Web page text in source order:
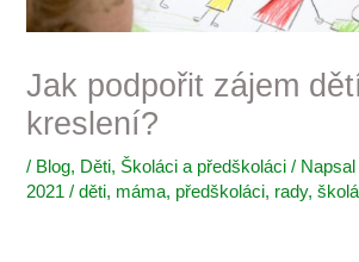
Jak podpořit zájem
kreslení?
/ Blog, Děti, Školáci a předškoláci / Napsal
2021/děti, máma, předškoláci, rady,